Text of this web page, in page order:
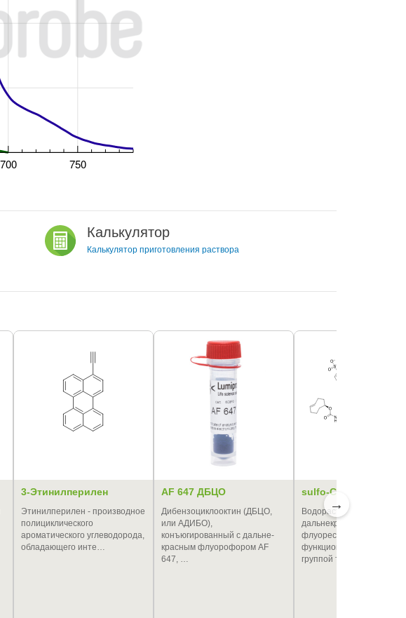
Калькулятор
Калькулятор приготовления раствора
3-Этинилперилен
Этинилперилен - производное
полициклического
ароматического углеводорода,
обладающего инте…
AF 647 ДБЦО
Дибензоциклооктин (ДБЦО,
или АДИБО),
конъюгированный с дальне-
красным флуорофором AF
647, …
sulfo-Cyanine5 ТЦО
Водорастворимый
дальнекрасный
флуоресцентный
функционализированный
группой тран…
→